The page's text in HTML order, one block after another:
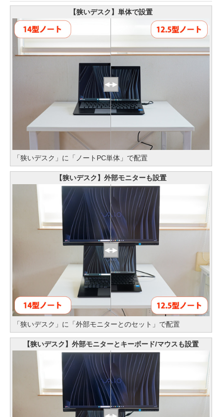
【狭いデスク】単体で設置
「狭いデスク」に「ノートPC単体」で配置
【狭いデスク】外部モニターも設置
「狭いデスク」に「外部モニターとのセット」で配置
【狭いデスク】外部モニターとキーボード/マウスも設置